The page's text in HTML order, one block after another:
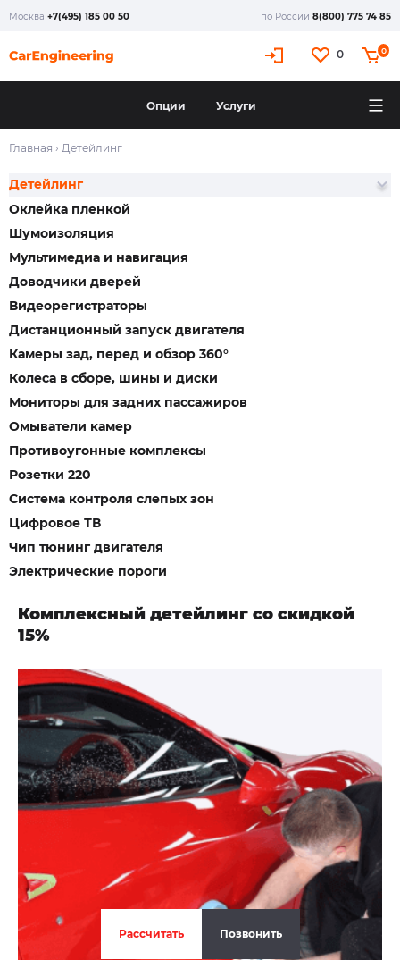
Москва +7(495) 185 00 50 по России 8(800) 775 74 85
0 0
Опции Услуги
Главная › Детейлинг
Оклейка пленкой
Шумоизоляция
Мультимедиа и навигация
Детейлинг
Доводчики дверей
Видеорегистраторы
Дистанционный запуск двигателя
Камеры зад, перед и обзор 360°
Колеса в сборе, шины и диски
Мониторы для задних пассажиров
Омыватели камер
Противоугонные комплексы
Розетки 220
Система контроля слепых зон
Цифровое ТВ
Чип тюнинг двигателя
Электрические пороги
Комплексный детейлинг со скидкой
15%
Рассчитать Позвонить
X